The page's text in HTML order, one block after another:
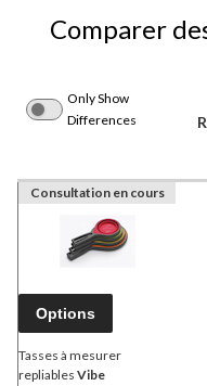
Comparer
Only Show
Differences
Consultation en cours
Options
Tasses à mesurer
repliables Vibe